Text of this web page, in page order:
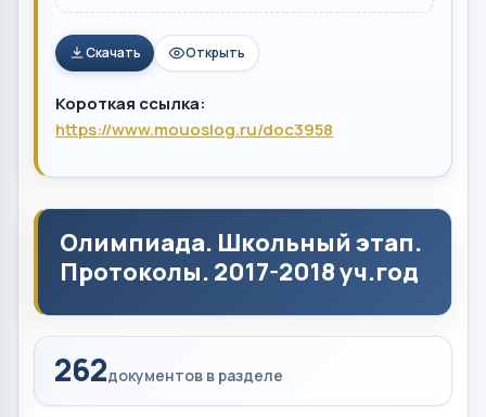
Скачать Открыть
Короткая ссылка:
https://www.mouoslog.ru/doc3958
Олимпиада. Школьный этап.
Протоколы. 2017-2018 уч.год
262документов в разделе